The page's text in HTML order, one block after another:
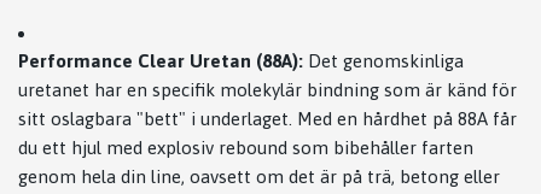
Performance Clear Uretan (88A): Det genomskinliga
uretanet har en specifik molekylär bindning som är känd för
sitt oslagbara "bett" i underlaget. Med en hårdhet på 88A får
du ett hjul med explosiv rebound som bibehåller farten
genom hela din line, oavsett om det är på trä, betong eller